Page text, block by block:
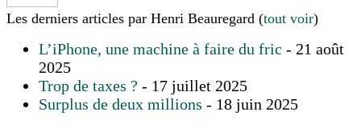
Les derniers articles par Henri Beauregard (tout voir)
L’iPhone, une machine à faire du fric - 21 août
2025
Trop de taxes ? - 17 juillet 2025
Surplus de deux millions - 18 juin 2025